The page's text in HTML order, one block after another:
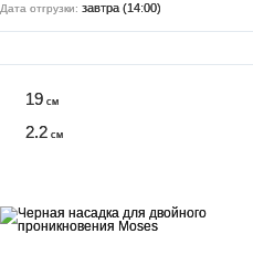
Дата отгрузки: завтра (14:00)
19 см
2.2 см